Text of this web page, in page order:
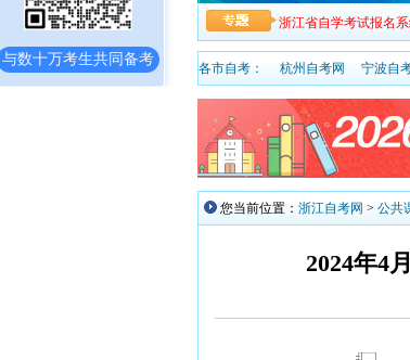
浙江省自学考试报名
各市自考： 杭州自考网 宁波自
与数十万考生共同备考
您当前位置： 浙江自考网 > 公共
2024年4